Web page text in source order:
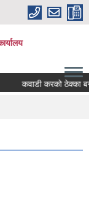
कवाडी करको ठेक्का